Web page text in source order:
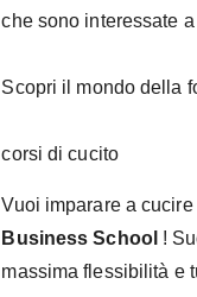
che sono interessate
Scopri il mondo della
corsi di cucito
Vuoi imparare a
Business School !
massima flessibilità e